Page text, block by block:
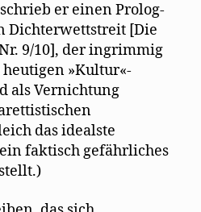
er einen Prolog-
Dichterwettstreit [Die
9/10], der ingrimmig
heutigen »Kultur«-
als Vernichtung
das idealste
faktisch gefährliches